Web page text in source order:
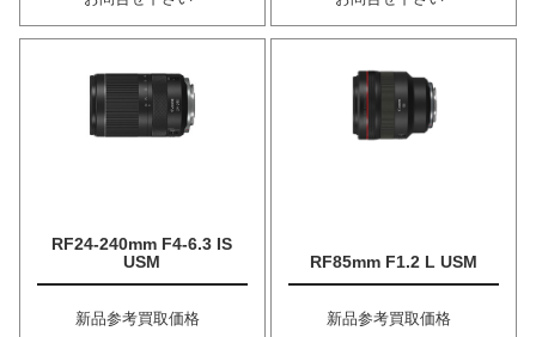
RF24-240mm F4-6.3 IS
USM
新品参考買取価格
RF85mm F1.2 L USM
新品参考買取価格